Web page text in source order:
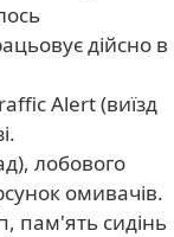
дійсно в
Alert (виїзд
лобового
омивачів.
пам'ять сидінь